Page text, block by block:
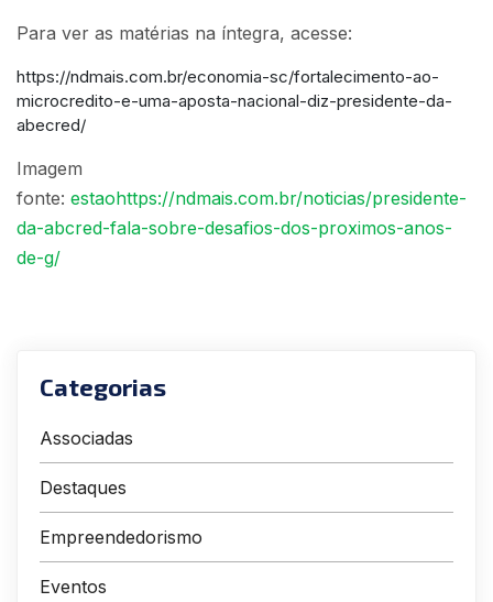
Para ver as matérias na íntegra, acesse:
https://ndmais.com.br/economia-sc/fortalecimento-ao-
microcredito-e-uma-aposta-nacional-diz-presidente-da-
abecred/
Imagem
fonte: estaohttps://ndmais.com.br/noticias/presidente-
da-abcred-fala-sobre-desafios-dos-proximos-anos-
de-g/
Categorias
Associadas
Destaques
Empreendedorismo
Eventos